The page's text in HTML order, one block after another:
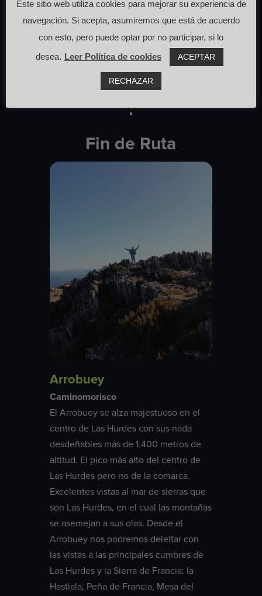
1 hora y media andando
Fin de Ruta
Arrobuey
Caminomorisco
El Arrobuey se alza majestuoso en el
centro de Las Hurdes con sus nada
desdeñables más de 1.400 metros de
altitud. El pico más alto del centro de
Las Hurdes pero no de la comarca.
Excelentes vistas al mar de sierras que
son Las Hurdes, en el cual las montañas
se asemejan a sus olas. Desde el
Arrobuey nos podremos deleitar con
las vistas a las principales cumbres de
Las Hurdes y la Sierra de Francia: la
Hastiala, Peña de Francia, Mesa del
Este sitio web utiliza cookies para mejorar su experiencia de
navegación. Si acepta, asumiremos que está de acuerdo
con esto, pero puede optar por no participar, si lo
desea. Leer Política de cookies ACEPTAR
RECHAZAR